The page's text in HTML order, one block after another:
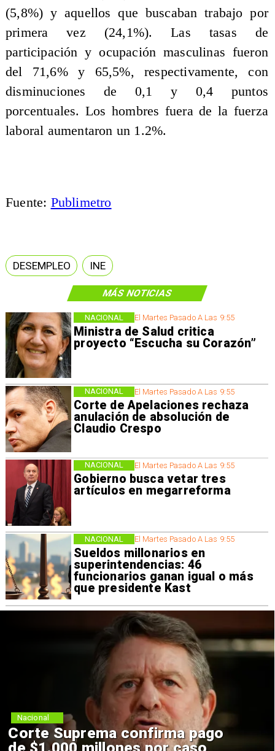
MÁS NOTICIAS
El Martes Pasado A Las 9:55
Ministra de Salud critica
proyecto “Escucha su Corazón”
NACIONAL
El Martes Pasado A Las 9:55
Corte de Apelaciones rechaza
anulación de absolución de
Claudio Crespo
NACIONAL
El Martes Pasado A Las 9:55
Gobierno busca vetar tres
artículos en megarreforma
NACIONAL
El Martes Pasado A Las 9:55
Sueldos millonarios en
superintendencias: 46
funcionarios ganan igual o más
que presidente Kast
NACIONAL
(5,8%) y aquellos que buscaban trabajo por
primera vez (24,1%). Las tasas de
participación y ocupación masculinas fueron
del 71,6% y 65,5%, respectivamente, con
disminuciones de 0,1 y 0,4 puntos
porcentuales. Los hombres fuera de la fuerza
laboral aumentaron un 1.2%.
Fuente: Publimetro
DESEMPLEO INE
Corte Suprema confirma pago
Nacional